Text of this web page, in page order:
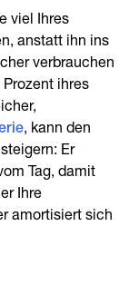
viel Ihres
anstatt ihn ins
verbrauchen
ihres
, kann den
Er
Tag, damit
Ihre
amortisiert sich